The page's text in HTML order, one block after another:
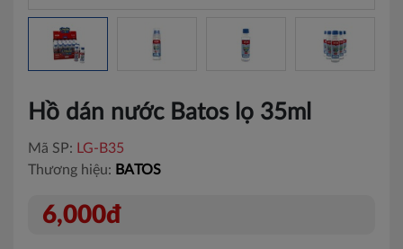
Hồ dán nước Batos lọ 35ml
Mã SP: LG-B35
Thương hiệu: BATOS
6,000đ